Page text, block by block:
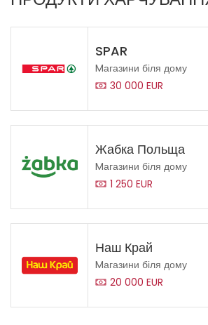
SPAR
Mагазини біля дому
30 000 EUR
Жабка Польща
Mагазини біля дому
1 250 EUR
Наш Край
Mагазини біля дому
20 000 EUR